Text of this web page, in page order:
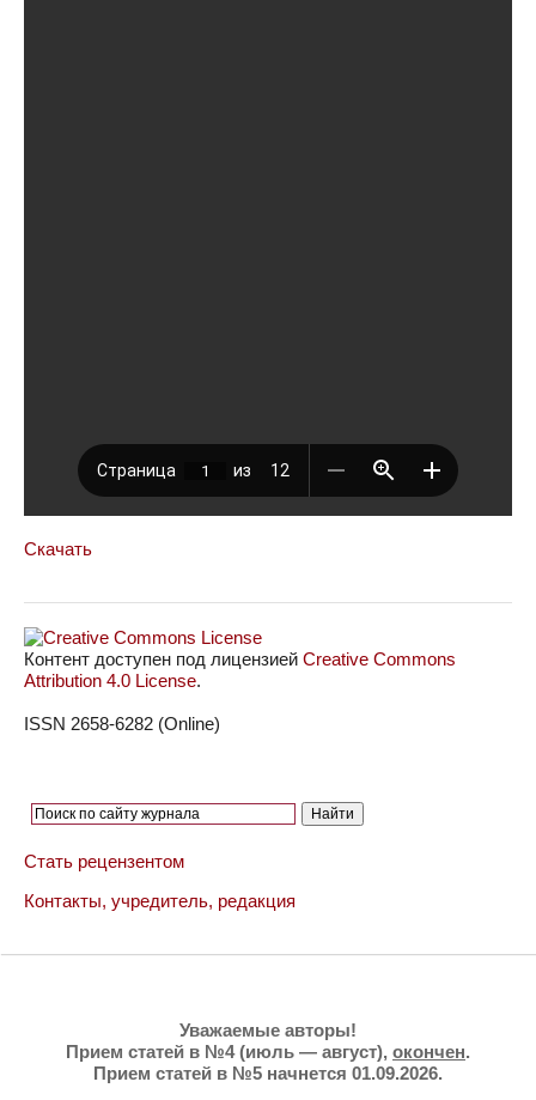
Скачать
Контент доступен под лицензией Creative Commons
Attribution 4.0 License.
ISSN 2658-6282 (Online)
Стать рецензентом
Контакты, учредитель, редакция
Уважаемые авторы!
Прием статей в №4 (июль — август), окончен.
Прием статей в №5 начнется 01.09.2026.